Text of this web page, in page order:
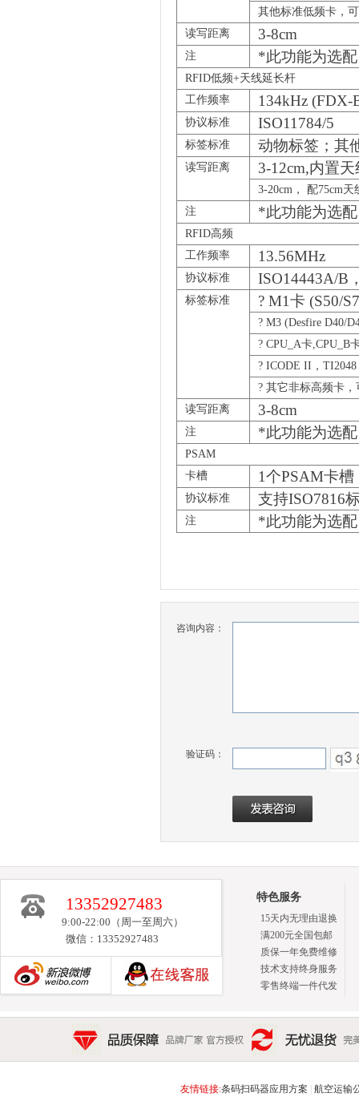
其他标准低频卡，
读写距离
3-8cm
注 *此功能为选配
RFID低频+天线延长杆
工作频率
134kHz (FDX-
协议标准 ISO11784/5
标签标准 动物标签；其
读写距离 3-12cm,内置天
3-20cm ， 配75cm
注
*此功能为选配
RFID高频
工作频率
13.56MHz
协议标准 ISO14443A/B
标签标准 ? M1卡 (S50/
? M3 (Desfire D40/
? CPU_A卡,CPU_B
? ICODE II ，
? 其它非标高频卡，
读写距离
3-8cm
注 *此功能为选配
PSAM
卡槽
1个PSAM卡槽
协议标准 支持ISO7816
注 *此功能为选配
咨询内容：
验证码：
13352927483
9:00-22:00（周一至周六）
微信：13352927483
特色服务
15天内无理由退换
满200元全国包邮
质保一年免费维修
技术支持终身服务
零售终端一件代发
品质保障 品牌厂家 官方授权 无忧退货 完美售后 15天
友情链接:条码扫码器应用方案 航空运输